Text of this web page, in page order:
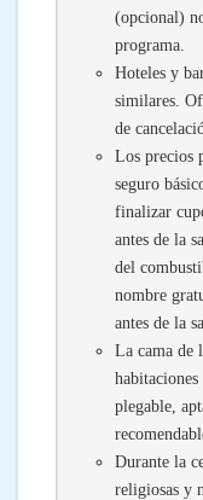
(opcional)
programa.
Hoteles y
similares.
de
Los precios
seguro
finalizar
antes de la
del
nombre
antes de la
La cama de
plegable,
Durante la
religiosas y